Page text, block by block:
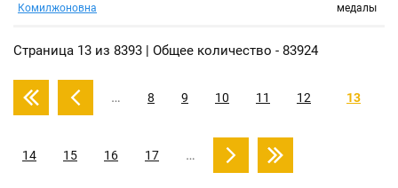
Комилжоновна
медалы
Страница 13 из 8393 | Общее количество - 83924
… 8 9 10 11 12 13
14 15 16 17 …